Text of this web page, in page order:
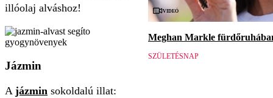
illóolaj alváshoz!
Jázmin
A jázmin sokoldalú illat:
Videó
Meghan Markle
SZÜLETÉSNAP